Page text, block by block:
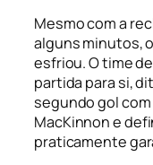
Mesmo com a
alguns minutos,
esfriou. O time
partida para si,
segundo gol
MacKinnon e
praticamente